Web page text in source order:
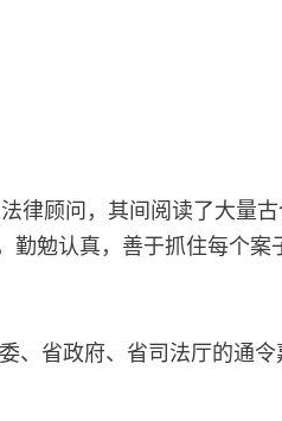
律顾问，其间阅读了大量
勤勉认真，善于抓住每个案
、省政府、省司法厅的通